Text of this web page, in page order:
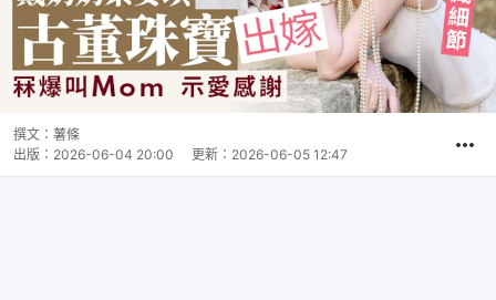
撰文： 薯條
出版： 2026-06-04 20:00 更新： 2026-06-05 12:47